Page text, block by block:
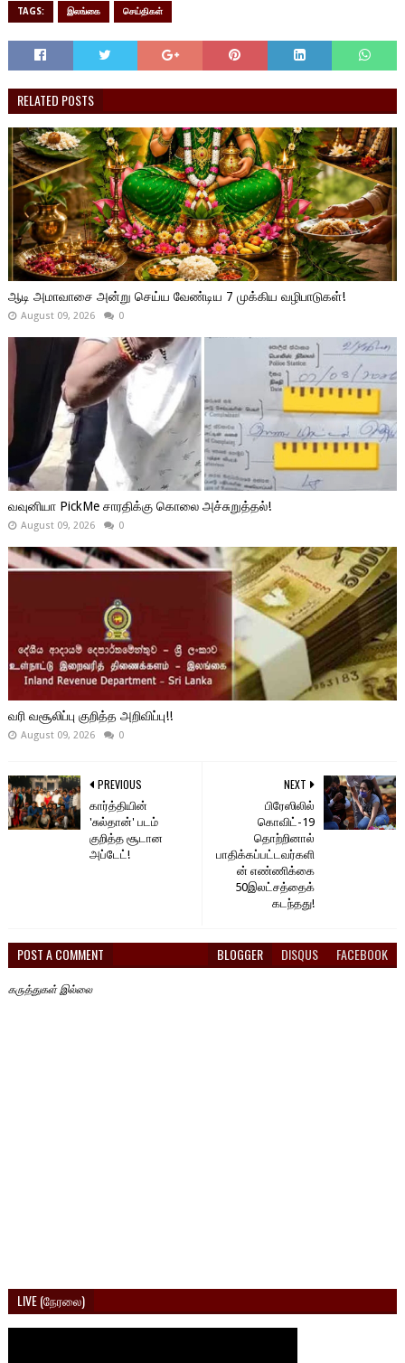
TAGS: இலங்கை செய்திகள்
RELATED POSTS
ஆடி அமாவாசை அன்று செய்ய வேண்டிய 7 முக்கிய வழிபாடுகள்!
August 09, 2026 0
வவுனியா PickMe சாரதிக்கு கொலை அச்சுறுத்தல்!
August 09, 2026 0
வரி வசூலிப்பு குறித்த அறிவிப்பு!!
August 09, 2026 0
NEXT
பிரேஸிலில்
கொவிட்-19
தொற்றினால்
பாதிக்கப்பட்டவர்களி
ன் எண்ணிக்கை
50இலட்சத்தைக்
கடந்தது!
PREVIOUS
கார்த்தியின்
'சுல்தான்' படம்
குறித்த சூடான
அப்டேட்!
POST A COMMENT BLOGGER DISQUS FACEBOOK
கருத்துகள் இல்லை
LIVE (நேரலை)